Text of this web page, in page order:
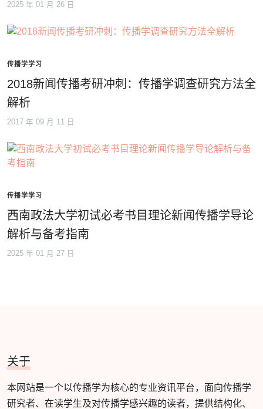
2025 年 01 月 26 日
传播学学习
2018新闻传播考研冲刺：传播学调查研究方法全
解析
2017 年 09 月 11 日
传播学学习
西南政法大学初试必考书目理论新闻传播学导论
解析与备考指南
2025 年 01 月 27 日
关于
本网站是一个以传播学为核心的专业资讯平台，面向传播学
研究者、在读学生及对传播学感兴趣的读者，提供结构化、